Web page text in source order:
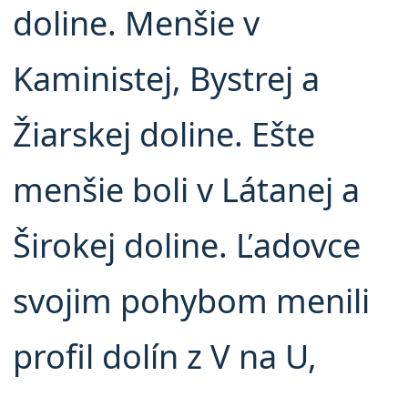
doline. Menšie v
Kaministej, Bystrej a
Žiarskej doline. Ešte
menšie boli v Látanej a
Širokej doline. Ľadovce
svojim pohybom menili
profil dolín z V na U,